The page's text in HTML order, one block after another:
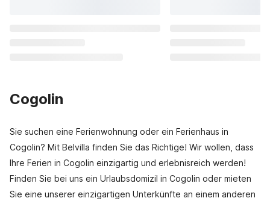
Cogolin
Sie suchen eine Ferienwohnung oder ein Ferienhaus in
Cogolin? Mit Belvilla finden Sie das Richtige! Wir wollen, dass
Ihre Ferien in Cogolin einzigartig und erlebnisreich werden!
Finden Sie bei uns ein Urlaubsdomizil in Cogolin oder mieten
Sie eine unserer einzigartigen Unterkünfte an einem anderen